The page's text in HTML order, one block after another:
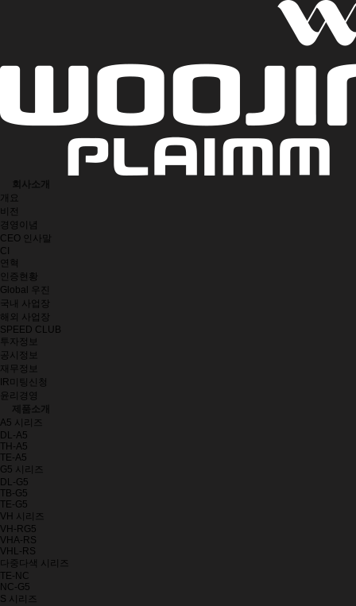
회사소개
개요
비전
경영이념
CEO 인사말
CI
연혁
인증현황
Global 우진
국내 사업장
해외 사업장
SPEED CLUB
투자정보
공시정보
재무정보
IR미팅신청
윤리경영
제품소개
A5 시리즈
DL-A5
TH-A5
TE-A5
G5 시리즈
DL-G5
TB-G5
TE-G5
VH 시리즈
VH-RG5
VHA-RS
VHL-RS
다중다색 시리즈
TE-NC
NC-G5
S 시리즈